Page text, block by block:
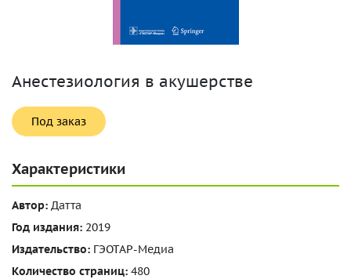
Анестезиология в акушерстве
Под заказ
Характеристики
Автор: Датта
Год издания: 2019
Издательство: ГЭОТАР-Медиа
Количество страниц: 480